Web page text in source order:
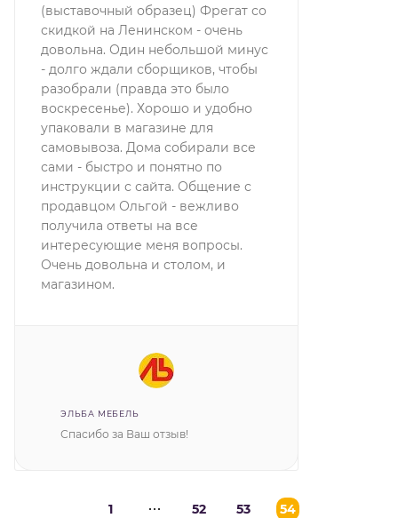
(выставочный образец) Фрегат со
скидкой на Ленинском - очень
довольна. Один небольшой минус
- долго ждали сборщиков, чтобы
разобрали (правда это было
воскресенье). Хорошо и удобно
упаковали в магазине для
самовывоза. Дома собирали все
сами - быстро и понятно по
инструкции с сайта. Общение с
продавцом Ольгой - вежливо
получила ответы на все
интересующие меня вопросы.
Очень довольна и столом, и
магазином.
ЭЛЬБА МЕБЕЛЬ
Спасибо за Ваш отзыв!
1 52 53 54